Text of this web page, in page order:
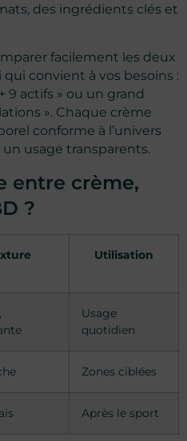
des ingrédients clés et
facilement les deux
convient à vos besoins :
9 actifs » ou un grand
». Chaque crème
conforme à l’univers
un usage transparents.
entre crème,
?
Utilisation
Usage
quotidien
Zones ciblées
Après le sport